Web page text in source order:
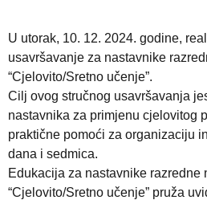
U utorak, 10. 12. 2024. godine,
usavršavanje za nastavnike
“Cjelovito/Sretno učenje”.
Cilj ovog stručnog usavršavanja
nastavnika za primjenu cjelovitog
praktične pomoći za organizaciju
dana i sedmica.
Edukacija za nastavnike razredne
“Cjelovito/Sretno učenje” pruža